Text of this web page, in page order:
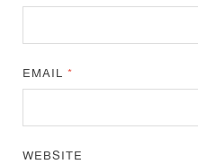
EMAIL*
WEBSITE